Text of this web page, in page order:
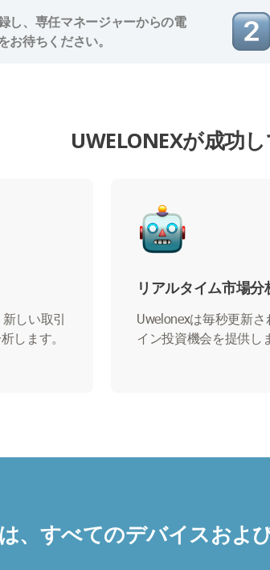
し、専任マネージャーからの電
お待ちください。
UWELONEXが成功
しい取引
します。
リアルタイム市場分
Uwelonexは毎秒更新
イン投資機会を提供し
、すべてのデバイスおよ